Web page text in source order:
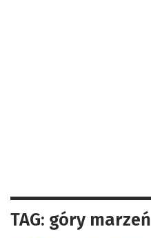
TAG: góry marzeń